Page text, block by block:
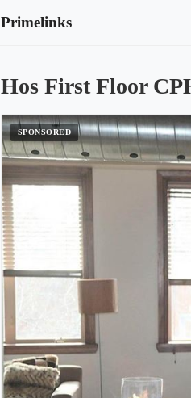
Primelinks
Hos First Floor